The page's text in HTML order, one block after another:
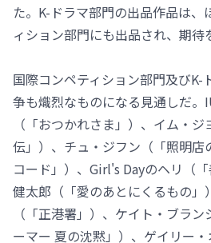
た。K-ドラマ部門の出品作品は、
ィション部門にも出品され、期待
国際コンペティション部門及びK-
争も熾烈なものになる見通しだ。
（「おつかれさま」）、イム・
伝」）、チュ・ジフン（「照明店
コード」）、Girl's Dayのヘリ（
健太郎（「愛のあとにくるもの」
（「正港署」）、ケイト・ブラ
ーマー 夏の沈黙」）、ゲイリー